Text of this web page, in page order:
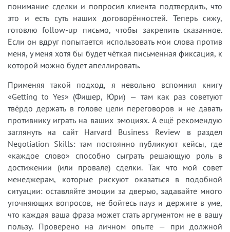
понимание сделки и попросил клиента подтвердить, что
это и есть суть наших договорённостей. Теперь сижу,
готовлю follow-up письмо, чтобы закрепить сказанное.
Если он вдруг попытается использовать мои слова против
меня, у меня хотя бы будет чёткая письменная фиксация, к
которой можно будет апеллировать.
Применяя такой подход, я невольно вспомнил книгу
«Getting to Yes» (Фишер, Юри) — там как раз советуют
твёрдо держать в голове цели переговоров и не давать
противнику играть на ваших эмоциях. А ещё рекомендую
заглянуть на сайт Harvard Business Review в раздел
Negotiation Skills: там постоянно публикуют кейсы, где
«каждое слово» способно сыграть решающую роль в
достижении (или провале) сделки. Так что мой совет
менеджерам, которые рискуют оказаться в подобной
ситуации: оставляйте эмоции за дверью, задавайте много
уточняющих вопросов, не бойтесь пауз и держите в уме,
что каждая ваша фраза может стать аргументом не в вашу
пользу. Проверено на личном опыте — при должной